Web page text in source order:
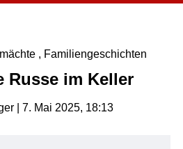
, Familiengeschichten
Russe im Keller
| 7. Mai 2025, 18:13